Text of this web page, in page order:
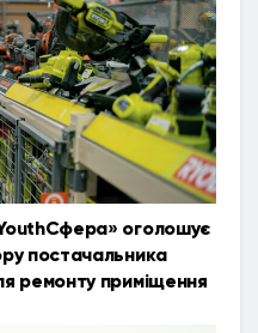
оголошує
постачальника
ремонту приміщення